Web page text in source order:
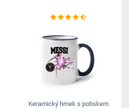
Keramický hrnek s potiskem